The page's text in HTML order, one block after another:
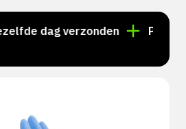
dag verzonden